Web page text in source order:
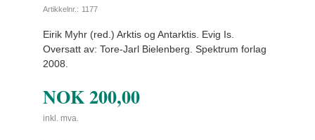
Artikkelnr.: 1177
Eirik Myhr (red.) Arktis og Antarktis. Evig Is.
Oversatt av: Tore-Jarl Bielenberg. Spektrum forlag
2008.
NOK200,00
inkl. mva.